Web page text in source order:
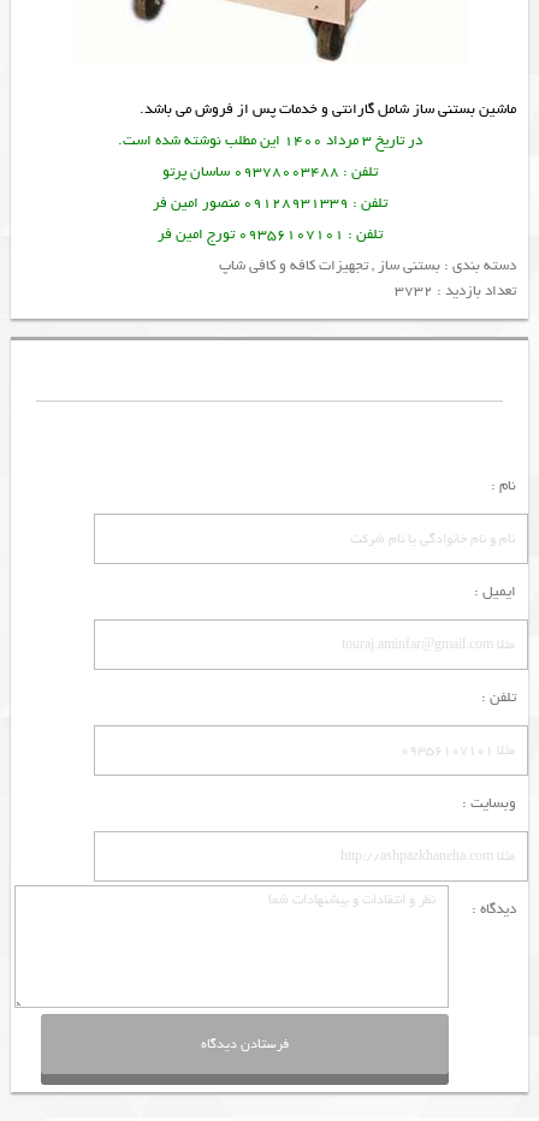
ماشین بستنی ساز شامل گارانتی و خدمات پس از فروش می باشد.
در تاریخ 3 مرداد 1400 این مطلب نوشته شده است.
تلفن : 09378003488 ساسان پرتو
تلفن : 09128931339 منصور امین فر
تلفن : 09356107101 تورج امین فر
دسته بندی : بستنی ساز ,تجهیزات کافه و کافی شاپ
تعداد بازدید : 3732
نام :
ایمیل :
تلفن :
وبسایت :
دیدگاه :